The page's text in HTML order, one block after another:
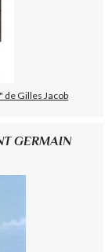
de Gilles Jacob
GERMAIN